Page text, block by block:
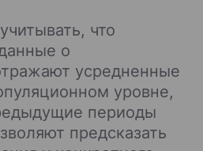
что
о
усредненные
уровне,
периоды
предсказать